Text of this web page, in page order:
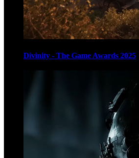
Divinity - The Game Awards 2025